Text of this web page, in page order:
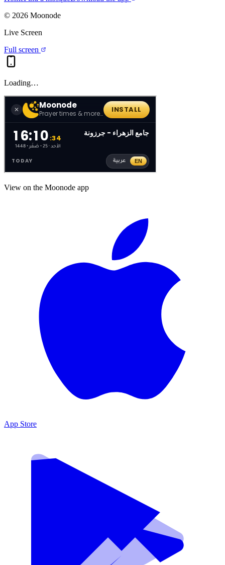
© 2026 Moonode
Live Screen
Full screen
Loading…
View on the Moonode app
App Store